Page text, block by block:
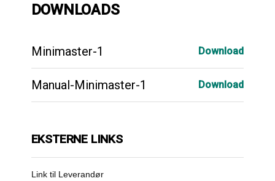
DOWNLOADS
Minimaster-1 Download
Manual-Minimaster-1 Download
EKSTERNE LINKS
Link til Leverandør